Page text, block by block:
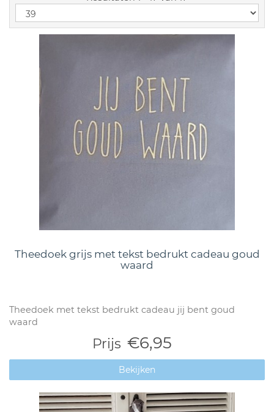
Theedoek grijs met tekst bedrukt cadeau goud
waard
Theedoek met tekst bedrukt cadeau jij bent goud
waard
Prijs €6,95
Bekijken